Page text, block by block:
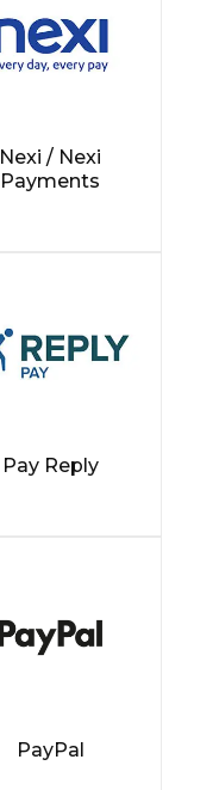
Nexi / Nexi
Payments
Pay Reply
PayPal